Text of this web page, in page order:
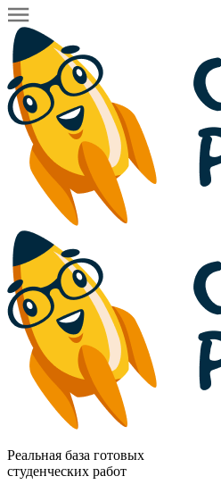
Реальная база готовых
студенческих работ